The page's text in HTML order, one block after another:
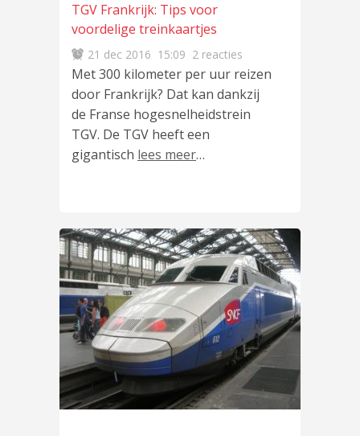
TGV Frankrijk: Tips voor
voordelige treinkaartjes
21 dec 2016 15:09 2 reacties
Met 300 kilometer per uur reizen
door Frankrijk? Dat kan dankzij
de Franse hogesnelheidstrein
TGV. De TGV heeft een
gigantisch lees meer…